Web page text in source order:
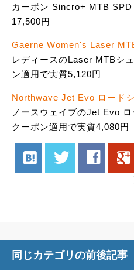
カーボン Sincro+ MTB
17,500円
Gaerne Women's Laser
レディースのLaser MTBシ
ン適用で実質5,120円
Northwave Jet Evo ロード
ノースウェイブのJet Evo
クーポン適用で実質4,080円
hatenabookmark twitter facebook google
同じカテゴリの前後記事